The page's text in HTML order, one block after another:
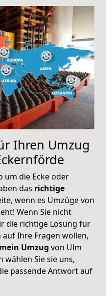
Ihren Umzug
um die Ecke oder
das richtige
wenn es Umzüge von
Wenn Sie nicht
die richtige Lösung für
auf Ihre Fragen wollen,
Umzug von Ulm
wählen Sie sie uns,
passende Antwort auf